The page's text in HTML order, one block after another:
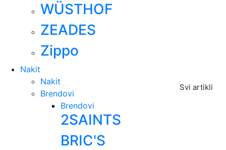
WÜSTHOF
ZEADES
Zippo
Nakit
Svi artikli
Nakit
Brendovi
Brendovi
2SAINTS
BRIC'S